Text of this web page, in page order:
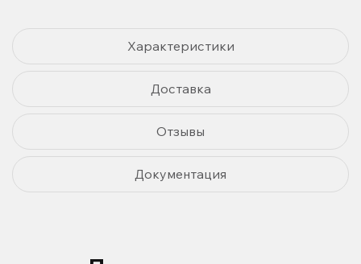
Характеристики
Доставка
Отзывы
Документация